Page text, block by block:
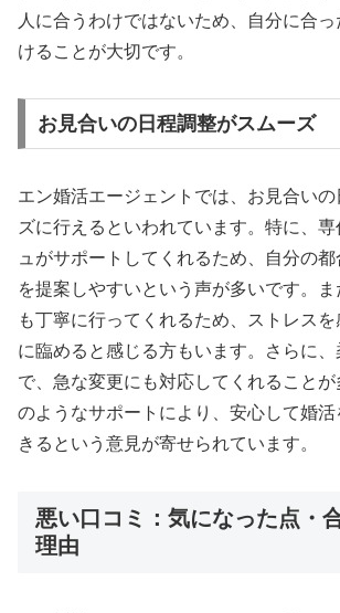
人に合うわけではないため、自分に合
けることが大切です。
お見合いの日程調整がスムーズ
エン婚活エージェントでは、お見合い
ズに行えるといわれています。特に、
ュがサポートしてくれるため、自分の
を提案しやすいという声が多いです。
も丁寧に行ってくれるため、ストレス
に臨めると感じる方もいます。さらに
で、急な変更にも対応してくれることが
のようなサポートにより、安心して婚
きるという意見が寄せられています。
悪い口コミ：気になった点・
理由